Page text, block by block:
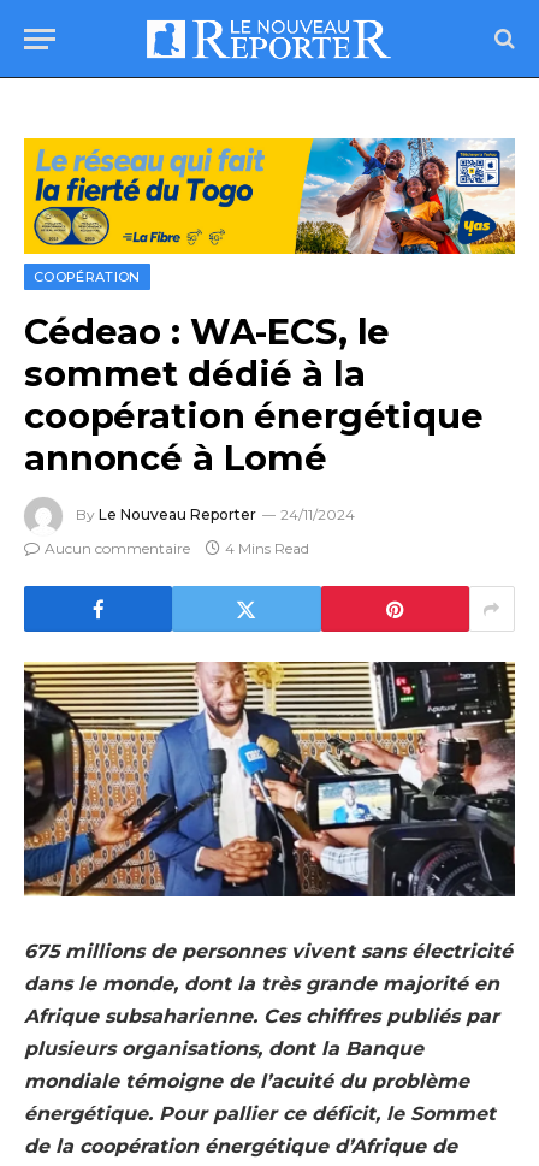
COOPÉRATION
Cédeao : WA-ECS, le
sommet dédié à la
coopération énergétique
annoncé à Lomé
By Le Nouveau Reporter
24/11/2024
Aucun commentaire
4 Mins Read
675 millions de personnes vivent sans électricité
dans le monde, dont la très grande majorité en
Afrique subsaharienne. Ces chiffres publiés par
plusieurs organisations, dont la Banque
mondiale témoigne de l’acuité du problème
énergétique. Pour pallier ce déficit, le Sommet
de la coopération énergétique d’Afrique de